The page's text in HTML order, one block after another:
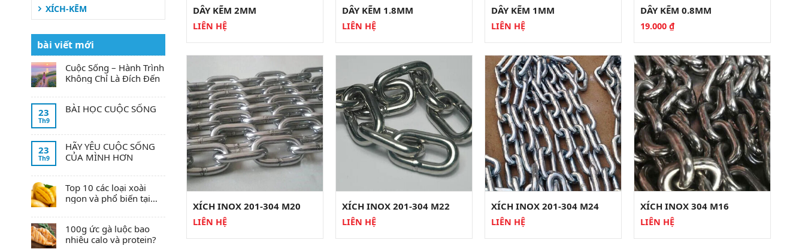
XÍCH-KẼM
bài viết mới
Cuộc Sống – Hành Trình
Không Chỉ Là Đích Đến
23
Th9
BÀI HỌC CUỘC SỐNG
23
Th9
HÃY YÊU CUỘC SỐNG
CỦA MÌNH HƠN
Top 10 các loại xoài
ngon và phổ biến tại
100g ức gà luộc bao
nhiêu calo và protein?
DÂY KẼM 2MM
LIÊN HỆ
DÂY KẼM 1.8MM
LIÊN HỆ
DÂY KẼM 1MM
LIÊN HỆ
DÂY KẼM 0.8MM
19.000 ₫
XÍCH INOX 201-304 M20
LIÊN HỆ
XÍCH INOX 201-304 M22
LIÊN HỆ
XÍCH INOX 201-304 M24
LIÊN HỆ
XÍCH INOX 304 M16
LIÊN HỆ